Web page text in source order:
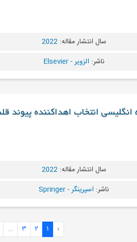
سال انتشار مقاله:2022
ناشر: الزویر - Elsevier
انگلیسی انتخاب اهداکننده پیوند
سال انتشار مقاله:2022
ناشر: اسپرینگر - Springer
‹ ۱ ۲ ۳ ...